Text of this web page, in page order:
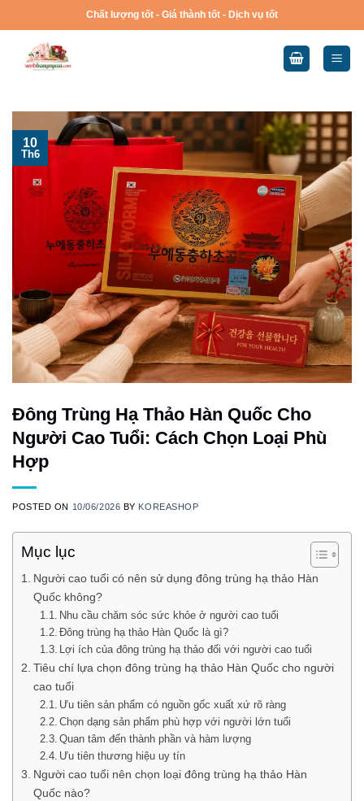
to
content
Chất lượng tốt - Giá thành tốt - Dịch vụ tốt
10
Th6
Đông Trùng Hạ Thảo Hàn Quốc Cho
Người Cao Tuổi: Cách Chọn Loại Phù
Hợp
POSTED ON 10/06/2026 BY KOREASHOP
Mục lục
Người cao tuổi có nên sử dụng đông trùng hạ thảo Hàn
Quốc không?
Nhu cầu chăm sóc sức khỏe ở người cao tuổi
Đông trùng hạ thảo Hàn Quốc là gì?
Lợi ích của đông trùng hạ thảo đối với người cao tuổi
Tiêu chí lựa chọn đông trùng hạ thảo Hàn Quốc cho người
cao tuổi
Ưu tiên sản phẩm có nguồn gốc xuất xứ rõ ràng
Chọn dạng sản phẩm phù hợp với người lớn tuổi
Quan tâm đến thành phần và hàm lượng
Ưu tiên thương hiệu uy tín
Người cao tuổi nên chọn loại đông trùng hạ thảo Hàn
Quốc nào?